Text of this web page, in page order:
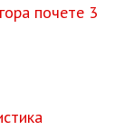
почете 3